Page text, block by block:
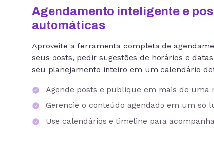
Agendamento inteligente e
automáticas
Aproveite a ferramenta completa de
seus posts, pedir sugestões de horários e
seu planejamento inteiro em um calendário
Agende posts e publique em mais de uma
Gerencie o conteúdo agendado em um só
Use calendários e timeline para